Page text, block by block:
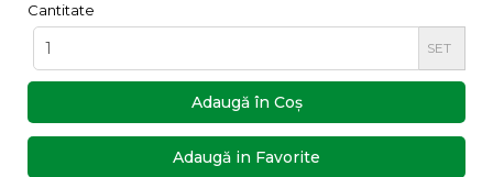
Cantitate
SET
Adaugă în Coş
Adaugă in Favorite